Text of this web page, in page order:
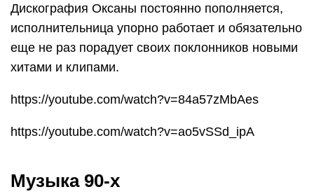
Дискография Оксаны постоянно пополняется,
исполнительница упорно работает и обязательно
еще не раз порадует своих поклонников новыми
хитами и клипами.
https://youtube.com/watch?v=84a57zMbAes
https://youtube.com/watch?v=ao5vSSd_ipA
Музыка 90-x